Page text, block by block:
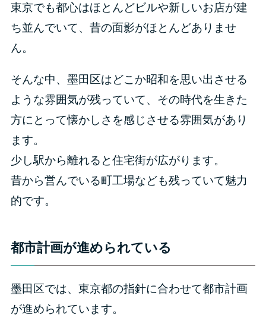
東京でも都心はほとんどビルや新しいお店が建
ち並んでいて、昔の面影がほとんどありませ
ん。
そんな中、墨田区はどこか昭和を思い出させる
ような雰囲気が残っていて、その時代を生きた
方にとって懐かしさを感じさせる雰囲気があり
ます。
少し駅から離れると住宅街が広がります。
昔から営んでいる町工場なども残っていて魅力
的です。
都市計画が進められている
墨田区では、東京都の指針に合わせて都市計画
が進められています。